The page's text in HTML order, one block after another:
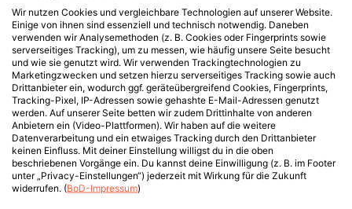
Wir nutzen Cookies und vergleichbare Technologien auf unserer Website.
Einige von ihnen sind essenziell und technisch notwendig. Daneben
verwenden wir Analysemethoden (z. B. Cookies oder Fingerprints sowie
serverseitiges Tracking), um zu messen, wie häufig unsere Seite besucht
und wie sie genutzt wird. Wir verwenden Trackingtechnologien zu
Marketingzwecken und setzen hierzu serverseitiges Tracking sowie auch
Drittanbieter ein, wodurch ggf. geräteübergreifend Cookies, Fingerprints,
Tracking-Pixel, IP-Adressen sowie gehashte E-Mail-Adressen genutzt
werden. Auf unserer Seite betten wir zudem Drittinhalte von anderen
Anbietern ein (Video-Plattformen). Wir haben auf die weitere
Datenverarbeitung und ein etwaiges Tracking durch den Drittanbieter
keinen Einfluss. Mit deiner Einstellung willigst du in die oben
beschriebenen Vorgänge ein. Du kannst deine Einwilligung (z. B. im Footer
unter „Privacy-Einstellungen“) jederzeit mit Wirkung für die Zukunft
widerrufen. (BoD-Impressum)